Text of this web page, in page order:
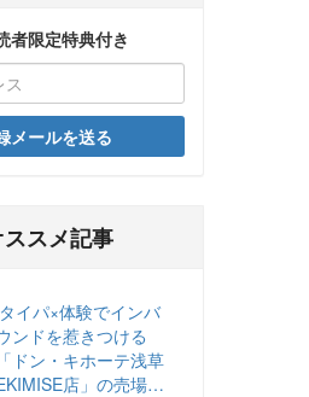
者限定特典付き
メールを送る
ススメ記事
タイパ×体験でインバ
ンドを惹きつける
「ドン・キホーテ浅草
店」の売場づ